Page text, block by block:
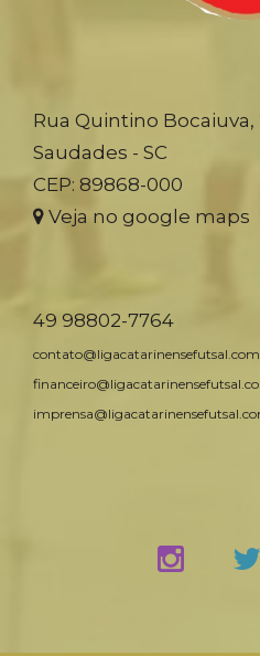
Rua Quintino Bocaiuva,
Saudades - SC
CEP: 89868-000
Veja no google maps
49 98802-7764